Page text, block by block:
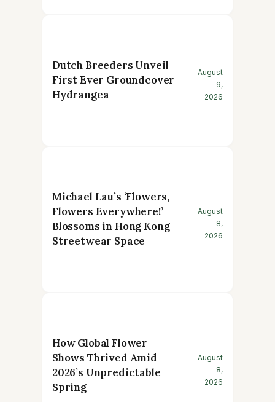
Dutch Breeders Unveil
First Ever Groundcover
Hydrangea
August
9,
2026
Michael Lau’s ‘Flowers,
Flowers Everywhere!’
Blossoms in Hong Kong
Streetwear Space
August
8,
2026
How Global Flower
Shows Thrived Amid
2026’s Unpredictable
Spring
August
8,
2026